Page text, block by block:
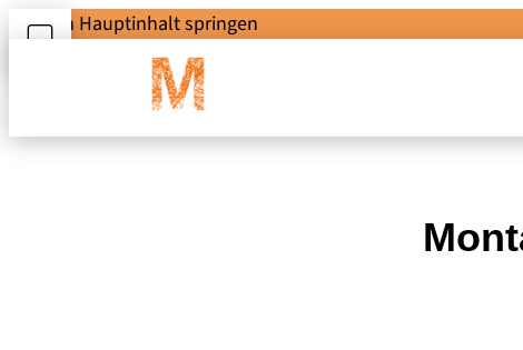
Zum Hauptinhalt springen